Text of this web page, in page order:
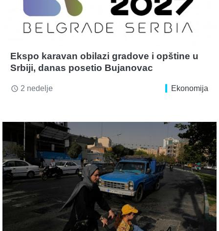
Ekspo karavan obilazi gradove i opštine u
Srbiji, danas posetio Bujanovac
access_time 2 nedelje Ekonomija